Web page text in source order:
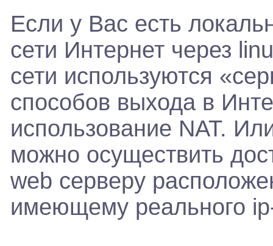
Если у Вас есть
сети Интернет через
сети используются
способов выхода в
использование NAT.
можно осуществить
web серверу
имеющему реального